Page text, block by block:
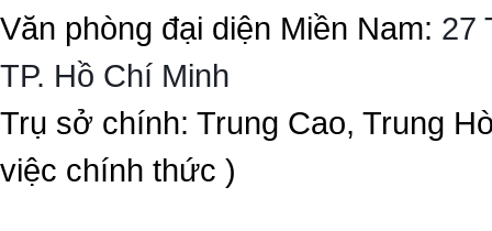
Văn phòng đại diện Miền Nam: 27
TP. Hồ Chí Minh
Trụ sở chính: Trung Cao, Trung
việc chính thức )